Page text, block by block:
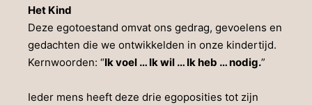
Het Kind
Deze egotoestand omvat ons gedrag, gevoelens en
gedachten die we ontwikkelden in onze kindertijd.
Kernwoorden: “Ik voel … Ik wil … Ik heb … nodig.”
Ieder mens heeft deze drie egoposities tot zijn